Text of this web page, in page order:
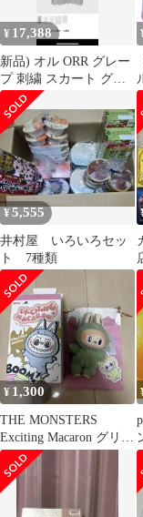
¥ 17,388
新品) オル ORR グレー
プ 刺繍 スカート グレ
ー レース ロング丈スカ
ート
¥5,555
井村屋 いろいろセッ
ト 7種類
¥ 1,300
THE MONSTERS
Exciting Macaron グリー
ングレープ